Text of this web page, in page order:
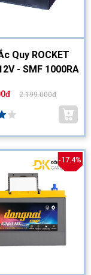
Quy ROCKET
- SMF 1000RA
2.199.000đ
-17.4%